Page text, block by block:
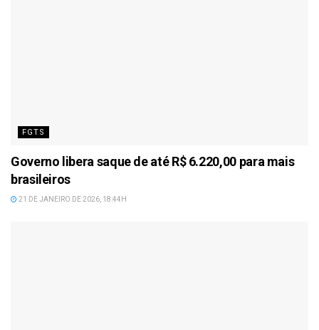
FGTS
Governo libera saque de até R$ 6.220,00 para mais
brasileiros
21 DE JANEIRO DE 2026, 18:44H